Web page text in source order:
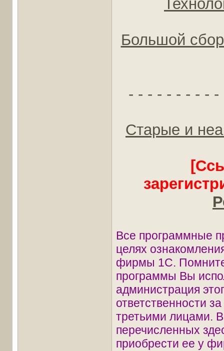
Большой
- - - - - - - - -
Старые и
Все программные
целях
фирмы 1С.
программы Вы
администрация
ответственности
третьими лицами.
перечисленных
приобрести ее у